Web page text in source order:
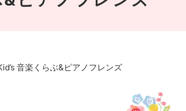
音楽くらぶ&ピアノフレンズ